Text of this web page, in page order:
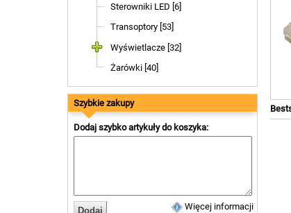
Sterowniki LED [6]
Transoptory [53]
Wyświetlacze [32]
Żarówki [40]
Szybkie zakupy
Dodaj szybko artykuły do koszyka:
Więcej informacji